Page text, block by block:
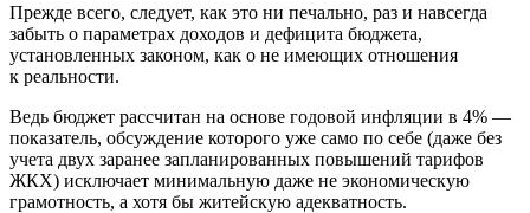
Прежде всего, следует, как это ни печально, раз и навсегда
забыть о параметрах доходов и дефицита бюджета,
установленных законом, как о не имеющих отношения
к реальности.
Ведь бюджет рассчитан на основе годовой инфляции в 4% —
показатель, обсуждение которого уже само по себе (даже без
учета двух заранее запланированных повышений тарифов
ЖКХ) исключает минимальную даже не экономическую
грамотность, а хотя бы житейскую адекватность.